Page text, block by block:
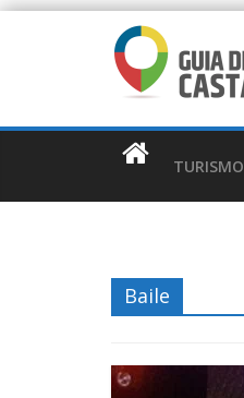
TURISMO
Baile